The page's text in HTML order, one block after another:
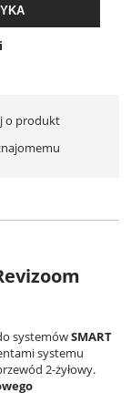
o produkt
systemówSMART
systemu
2-żyłowy.